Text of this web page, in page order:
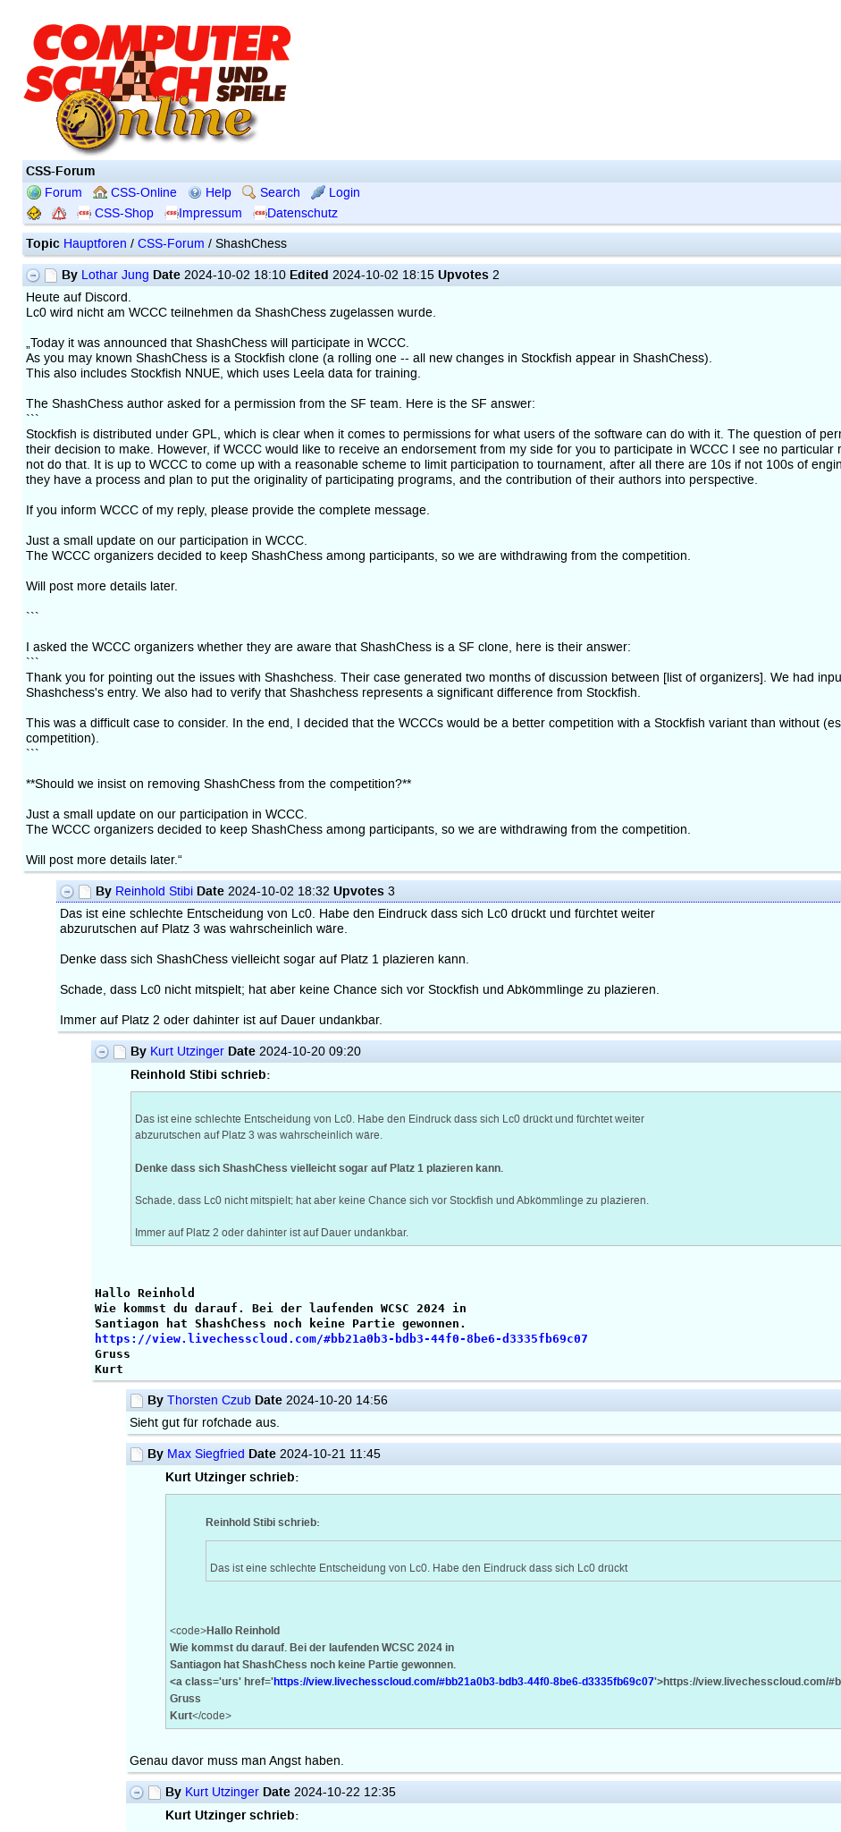
CSS-Forum
Forum CSS-Online Help Search
Login
CSS-Shop
Impressum Datenschutz
Topic Hauptforen / CSS-Forum / ShashChess
By Lothar Jung Date2024-10-02 18:10 Edited 2024-10-02 18:15 Upvotes2
Heute auf Discord.
Lc0 wird nicht am WCCC teilnehmen da ShashChess zugelassen wurde.
„Today it was announced that ShashChess will participate in WCCC.
As you may known ShashChess is a Stockfish clone (a rolling one -- all new changes in Stockfish appear in ShashChess).
This also includes Stockfish NNUE, which uses Leela data for training.
The ShashChess author asked for a permission from the SF team. Here is the SF answer:
```
Stockfish is distributed under GPL, which is clear when it comes to permissions for what users of the software can do with it. The question of
their decision to make. However, if WCCC would like to receive an endorsement from my side for you to participate in WCCC I see no
not do that. It is up to WCCC to come up with a reasonable scheme to limit participation to tournament, after all there are 10s if not 100s of
they have a process and plan to put the originality of participating programs, and the contribution of their authors into perspective.
If you inform WCCC of my reply, please provide the complete message.
Just a small update on our participation in WCCC.
The WCCC organizers decided to keep ShashChess among participants, so we are withdrawing from the competition.
Will post more details later.
```
I asked the WCCC organizers whether they are aware that ShashChess is a SF clone, here is their answer:
```
Thank you for pointing out the issues with Shashchess. Their case generated two months of discussion between [list of organizers]. We had
Shashchess's entry. We also had to verify that Shashchess represents a significant difference from Stockfish.
This was a difficult case to consider. In the end, I decided that the WCCCs would be a better competition with a Stockfish variant than without
competition).
```
**Should we insist on removing ShashChess from the competition?**
Just a small update on our participation in WCCC.
The WCCC organizers decided to keep ShashChess among participants, so we are withdrawing from the competition.
Will post more details later.“
By Reinhold Stibi Date 2024-10-02 18:32Upvotes 3
Das ist eine schlechte Entscheidung von Lc0. Habe den Eindruck dass sich Lc0 drückt und fürchtet weiter
abzurutschen auf Platz 3 was wahrscheinlich wäre.
Denke dass sich ShashChess vielleicht sogar auf Platz 1 plazieren kann.
Schade, dass Lc0 nicht mitspielt; hat aber keine Chance sich vor Stockfish und Abkömmlinge zu plazieren.
Immer auf Platz 2 oder dahinter ist auf Dauer undankbar.
By Kurt Utzinger Date 2024-10-20 09:20
Reinhold Stibi schrieb:
Das ist eine schlechte Entscheidung von Lc0. Habe den Eindruck dass sich Lc0 drückt und fürchtet weiter
abzurutschen auf Platz 3 was wahrscheinlich wäre.
Denke dass sich ShashChess vielleicht sogar auf Platz 1 plazieren kann.
Schade, dass Lc0 nicht mitspielt; hat aber keine Chance sich vor Stockfish und Abkömmlinge zu plazieren.
Immer auf Platz 2 oder dahinter ist auf Dauer undankbar.
Hallo Reinhold
Wie kommst du darauf. Bei der laufenden WCSC 2024 in
Santiagon hat ShashChess noch keine Partie gewonnen.
https://view.livechesscloud.com/#bb21a0b3-bdb3-44f0-8be6-d3335fb69c07
Gruss
Kurt
By Thorsten Czub Date 2024-10-20 14:56
Sieht gut für rofchade aus.
By Max Siegfried Date 2024-10-21 11:45
Kurt Utzinger schrieb:
Reinhold Stibi schrieb:
Das ist eine schlechte Entscheidung von Lc0. Habe den Eindruck dass sich Lc0 drückt
<code>Hallo Reinhold
Wie kommst du darauf. Bei der laufenden WCSC 2024 in
Santiagon hat ShashChess noch keine Partie gewonnen.
<a class='urs' href='https://view.livechesscloud.com/#bb21a0b3-bdb3-44f0-8be6-d3335fb69c07'>https://view.livechesscloud.com/
Gruss
Kurt</code>
Genau davor muss man Angst haben.
By Kurt Utzinger Date 2024-10-22 12:35
Kurt Utzinger schrieb: